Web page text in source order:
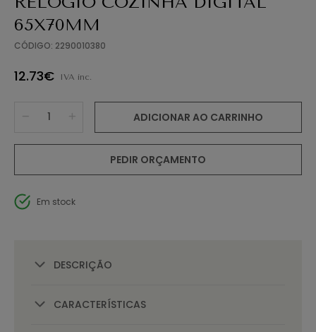
65X70MM
CÓDIGO: 2290010380
12.73€ IVA inc.
ADICIONAR AO CARRINHO
PEDIR ORÇAMENTO
Em stock
DESCRIÇÃO
CARACTERÍSTICAS